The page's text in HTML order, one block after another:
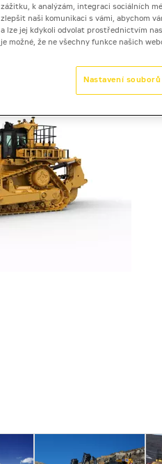
> Pásové dozery 11 až 100 tun >
zážitku, k analýzám, integraci sociálních
zlepšit naši komunikaci s vámi, abychom
a lze jej kdykoli odvolat prostřednictvím
je možné, že ne všechny funkce našich
Nastavení